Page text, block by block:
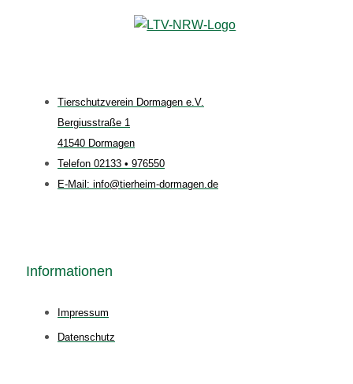
Tierschutzverein Dormagen e.V.
Bergiusstraße 1
41540 Dormagen
Telefon 02133 • 976550
E-Mail: info@tierheim-dormagen.de
Informationen
Impressum
Datenschutz